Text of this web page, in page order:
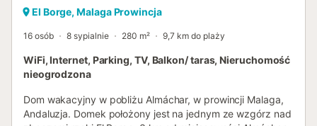
El Borge, Malaga Prowincja
16 osób 8 sypialnie 280 m² 9,7 km do plaży
WiFi, Internet, Parking, TV, Balkon/ taras, Nieruchomość
nieogrodzona
Dom wakacyjny w pobliżu Almáchar, w prowincji Malaga,
Andaluzja. Domek położony jest na jednym ze wzgórz nad